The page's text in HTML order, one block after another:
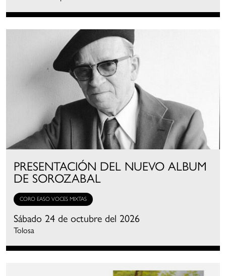
PRESENTACIÓN DEL NUEVO ALBUM
DE SOROZABAL
CORO EASO VOCES MIXTAS
Sábado 24 de octubre del 2026
Tolosa